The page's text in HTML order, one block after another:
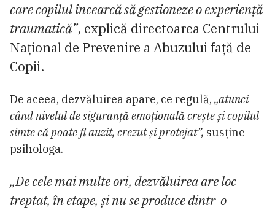
care copilul încearcă să gestioneze o experiență
traumatică”, explică directoarea Centrului
Național de Prevenire a Abuzului față de
Copii.
De aceea, dezvăluirea apare, ce regulă, „atunci
când nivelul de siguranță emoțională crește și copilul
simte că poate fi auzit, crezut și protejat”, susține
psihologa.
„De cele mai multe ori, dezvăluirea are loc
treptat, în etape, și nu se produce dintr-o